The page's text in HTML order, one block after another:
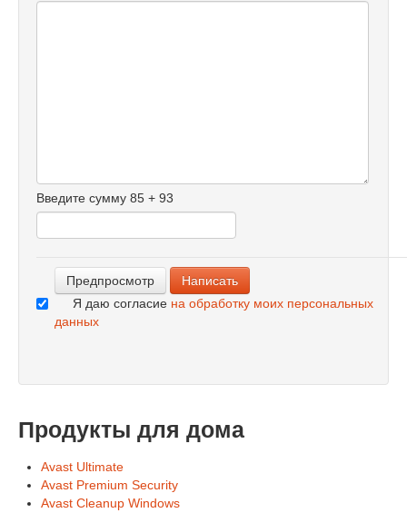
-
-
-
Введите сумму 85 + 93
Я даю согласие на обработку моих персональных
данных
Продукты для дома
Avast Ultimate
Avast Premium Security
Avast Cleanup Windows